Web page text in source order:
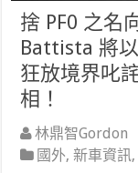
捨 PF0 之名
Battista 將
狂放境界叱
相！
林鼎智Gordon
國外,新車資訊,